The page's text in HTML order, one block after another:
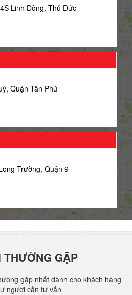
Linh Đông, Thủ Đức
Quận Tân Phú
Trường, Quận 9
THƯỜNG GẶP
gặp nhất dành cho khách hàng
người cần tư vấn